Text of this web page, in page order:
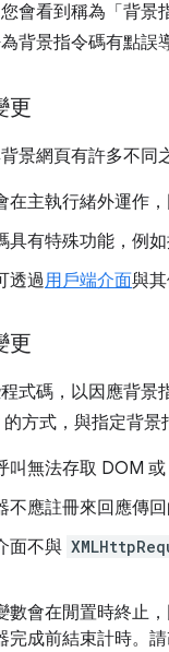
會看到稱為「背景
背景指令碼有點誤
更
景網頁有許多不同
在主執行緒外運作
具有特殊功能，例
透過用戶端介面與其
更
式碼，以因應背景
方式，與指定背景
叫無法存取 DOM 或
不應註冊來回應傳
面不與
數會在閒置時終止
完成前結束計時。請